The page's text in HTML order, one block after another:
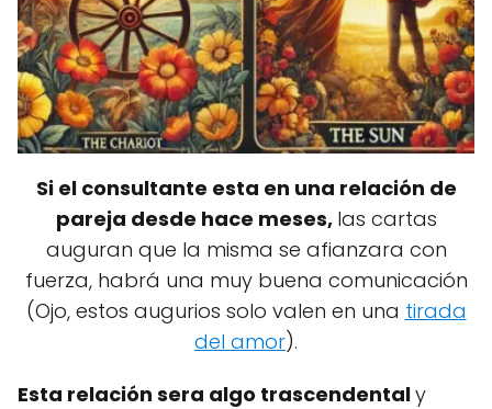
Si el consultante esta en una relación de
pareja desde hace meses, las cartas
auguran que la misma se afianzara con
fuerza, habrá una muy buena comunicación
(Ojo, estos augurios solo valen en una tirada
del amor).
Esta relación sera algo trascendentaly